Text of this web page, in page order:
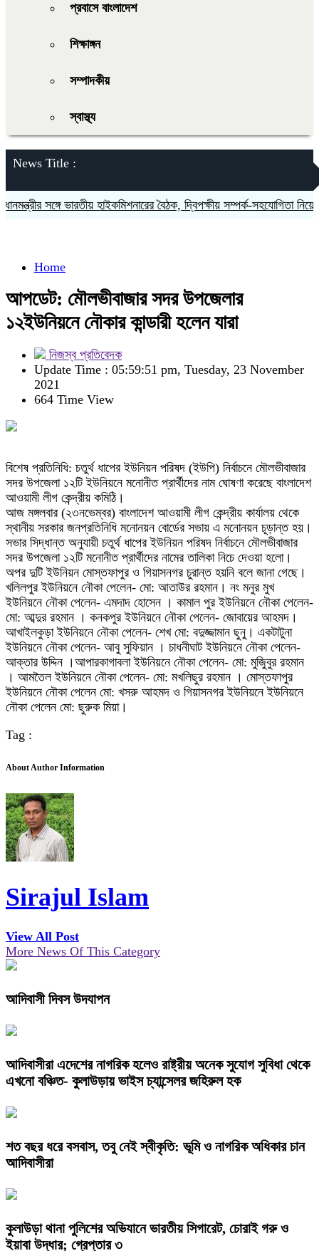
প্রবাসে বাংলাদেশ
শিক্ষাঙ্গন
সম্পাদকীয়
স্বাস্থ্য
News Title :
সঙ্গে ভারতীয় হাইকমিশনারের বৈঠক, দ্বিপক্ষীয় সম্পর্ক-সহযোগিতা নিয়ে
Home
আপডেট: মৌলভীবাজার সদর উপজেলার
১২ইউনিয়নে নৌকার কান্ডারী হলেন যারা
নিজস্ব প্রতিবেদক
Update Time : 05:59:51 pm, Tuesday, 23 November
2021
664 Time View
বিশেষ প্রতিনিধি: চতুর্থ ধাপের ইউনিয়ন পরিষদ (ইউপি) নির্বাচনে মৌলভীবাজার
সদর উপজেলা ১২টি ইউনিয়নে মনোনীত প্রার্থীদের নাম ঘোষণা করেছে বাংলাদেশ
আওয়ামী লীগ কেন্দ্রীয় কমিঠি।
আজ মঙ্গলবার (২৩নভেম্বর) বাংলাদেশ আওয়ামী লীগ কেন্দ্রীয় কার্যালয় থেকে
স্থানীয় সরকার জনপ্রতিনিধি মনোনয়ন বোর্ডের সভায় এ মনোনয়ন চূড়ান্ত হয়।
সভার সিদ্ধান্ত অনুযায়ী চতুর্থ ধাপের ইউনিয়ন পরিষদ নির্বাচনে মৌলভীবাজার
সদর উপজেলা ১২টি মনোনীত প্রার্থীদের নামের তালিকা নিচে দেওয়া হলো।
অপর দুটি ইউনিয়ন মোস্তফাপুর ও গিয়াসনগর চুরান্ত হয়নি বলে জানা গেছে।
খলিলপুর ইউনিয়নে নৌকা পেলেন- মো: আতাউর রহমান। নং মনুর মুখ
ইউনিয়নে নৌকা পেলেন- এমদাদ হোসেন । কামাল পুর ইউনিয়নে নৌকা পেলেন-
মো: আব্দুর রহমান । কনকপুর ইউনিয়নে নৌকা পেলেন- জোবায়ের আহমদ।
আখাইলকুড়া ইউনিয়নে নৌকা পেলেন- শেখ মো: বদুজ্জামান ছুনু। একটাটুনা
ইউনিয়নে নৌকা পেলেন- আবু সুফিয়ান । চাধনীঘাট ইউনিয়নে নৌকা পেলেন-
আক্তার উদ্দিন ।আপারকাগাবলা ইউনিয়নে নৌকা পেলেন- মো: মুজিুবুর রহমান
। আমতৈল ইউনিয়নে নৌকা পেলেন- মো: মখলিছুর রহমান । মোস্তফাপুর
ইউনিয়নে নৌকা পেলেন মো: খসরু আহমদ ও গিয়াসনগর ইউনিয়নে ইউনিয়নে
নৌকা পেলেন মো: ছুরুক মিয়া।
Tag :
About Author Information
Sirajul Islam
View All Post
More News Of This Category
আদিবাসী দিবস উদযাপন
আদিবাসীরা এদেশের নাগরিক হলেও রাষ্ট্রীয় অনেক সুযোগ সুবিধা থেকে
এখনো বঞ্চিত- কুলাউড়ায় ভাইস চ্যান্সেলর জহিরুল হক
শত বছর ধরে বসবাস, তবু নেই স্বীকৃতি: ভূমি ও নাগরিক অধিকার চান
আদিবাসীরা
কুলাউড়া থানা পুলিশের অভিযানে ভারতীয় সিগারেট, চোরাই গরু ও
ইয়াবা উদ্ধার; গ্রেপ্তার ৩